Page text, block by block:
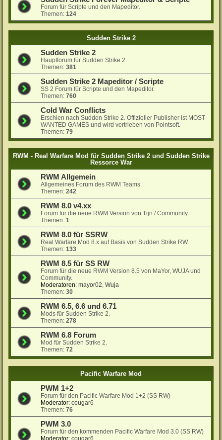
Forum für Scripte und den Mapeditor.
Themen:124
Sudden Strike 2
Sudden Strike 2
Hauptforum für Sudden Strike 2.
Themen:381
Sudden Strike 2 Mapeditor / Scripte
SS 2 Forum für Scripte und den Mapeditor.
Themen:760
Cold War Conflicts
Erschien nach Sudden Strike 2. Offizieller Publisher ist MOST
WANTED GAMES und wird vertrieben von Pointsoft.
Themen:79
RWM - Real Warfare Mod für Sudden Strike 2 und Sudden Strike
Ressorce War
RWM Allgemein
Allgemeines Forum des RWM Teams.
Themen:242
RWM 8.0 v4.xx
Forum für die neue RWM Version von Tijn / Community.
Themen:1
RWM 8.0 für SSRW
Real Warfare Mod 8.x auf Basis von Sudden Strike RW.
Themen:133
RWM 8.5 für SS RW
Forum für die neue RWM Version 8.5 von MaYor, WUJA und
Community.
Moderatoren: mayor02,Wuja
Themen:30
RWM 6.5, 6.6 und 6.71
Mods für Sudden Strike 2.
Themen:278
RWM 6.8 Forum
Mod für Sudden Strike 2.
Themen:72
Pacific Warfare Mod
PWM 1+2
Forum für den Pacific Warfare Mod 1+2 (SS RW)
Moderator: cougar6
Themen:76
PWM 3.0
Forum für den kommenden Pacific Warfare Mod 3.0 (SS RW)
Moderator: cougar6